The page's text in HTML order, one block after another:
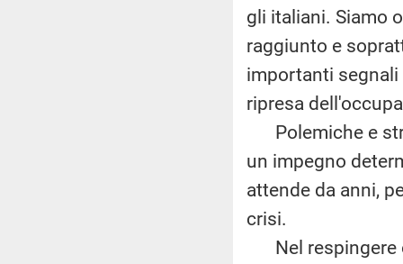
gli italiani. Siamo
raggiunto e
importanti segnali
ripresa
Polemiche e
un impegno
attende da anni,
crisi.
Nel respingere